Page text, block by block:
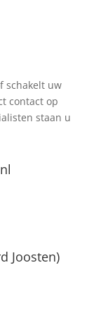
schakelt uw
contact op
staan u
Joosten)